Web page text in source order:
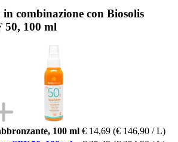
in combinazione con Biosolis
50, 100 ml
100 ml € 14,69 (€ 146,90 / L)